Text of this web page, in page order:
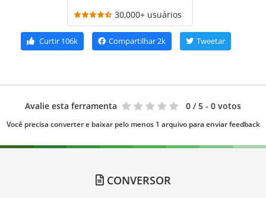
30,000+ usuários
Curtir 106k Compartilhar2k Tweetar
Avalie esta ferramenta 0 / 5 - 0 votos
Você precisa converter e baixar pelo menos 1 arquivo para enviar feedback
CONVERSOR